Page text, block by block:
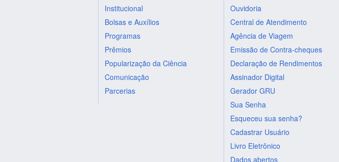
Institucional
Bolsas e Auxílios
Programas
Prêmios
Popularização da Ciência
Comunicação
Parcerias
Ouvidoria
Central de Atendimento
Agência de Viagem
Emissão de Contra-cheques
Declaração de Rendimentos
Assinador Digital
Gerador GRU
Sua Senha
Esqueceu sua senha?
Cadastrar Usuário
Livro Eletrônico
Dados abertos